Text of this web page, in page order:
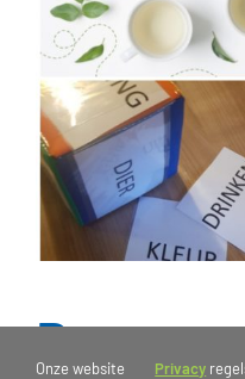
Onze website
Privacy